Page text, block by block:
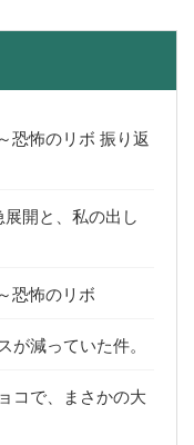
怖のリボ 振り返
開と、私の出し
恐怖のリボ
が減っていた件。
コで、まさかの大